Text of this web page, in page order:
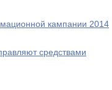
кампании 2014
средствами